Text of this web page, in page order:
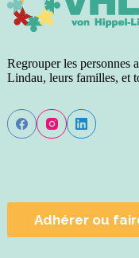
Regrouper les personnes
Lindau, leurs familles, et
Adhérer ou